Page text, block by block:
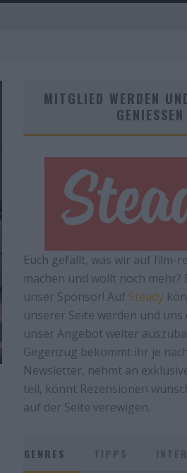
MITGLIED WERDEN
GENIESSEN
Euch gefällt, was wir auf film-
machen und wollt noch mehr?
unser Sponsor! Auf Steady
unserer Seite werden und
unser Angebot weiter
Gegenzug bekommt ihr je
Newsletter, nehmt an
teil, könnt Rezensionen
auf der Seite verewigen.
GENRES